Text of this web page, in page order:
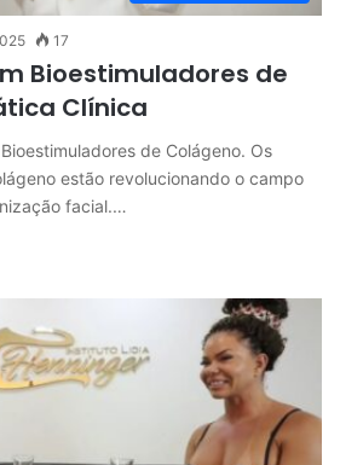
17
Bioestimuladores de
Clínica
de Colágeno. Os
estão revolucionando o campo
facial.…